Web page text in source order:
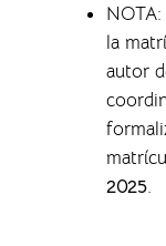
la
autor
2025.